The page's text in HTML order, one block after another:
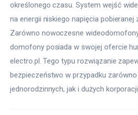
określonego czasu. System wejść
na energii niskiego napięcia pobieranej
Zarówno nowoczesne
domofony posiada w swojej ofercie
electro.pl. Tego typu rozwiązanie
bezpieczeństwo w przypadku
jednorodzinnych, jak i dużych